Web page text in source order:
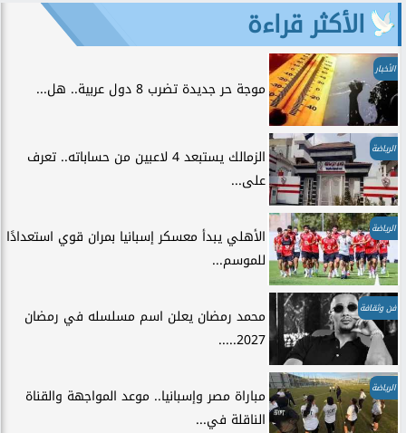
الأكثر قراءة
الأخبار
موجة حر جديدة تضرب 8 دول عربية.. هل...
الرياضة
الزمالك يستبعد 4 لاعبين من حساباته.. تعرف
على...
الرياضة
الأهلي يبدأ معسكر إسبانيا بمران قوي استعدادًا
للموسم...
فن وثقافة
محمد رمضان يعلن اسم مسلسله في رمضان
2027.....
الرياضة
مباراة مصر وإسبانيا.. موعد المواجهة والقناة
الناقلة في...